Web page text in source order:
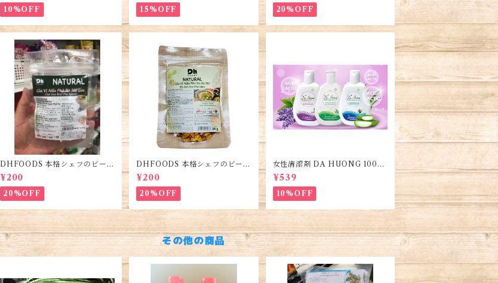
10%OFF 15%OFF 20%OFF
DHFOODS 本格シェフのビーフ
フォーのセット・Gia Vị Phở B
ò Sài Gòn
¥200
20%OFF
DHFOODS 本格シェフのビーフ
フォーのセット・Gia Vị Phở B
ò Hà Nội
¥200
20%OFF
女性清潔剤 DA HUONG 100ml
1本・Women's Cleanser・Du
ng dịch vệ sinh phụ nữ
¥539
10%OFF
その他の商品